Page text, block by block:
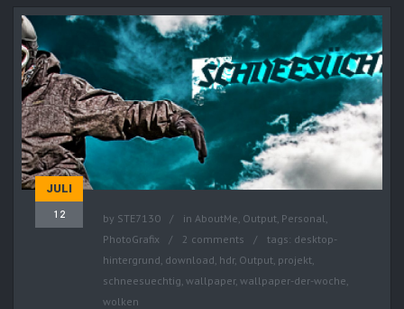
JULI
12 by STE7130 in AboutMe Output Personal
PhotoGrafix
2 comments tags: desktop-
hintergrund download hdr, Output projekt
schneesuechtig wallpaper, wallpaper-der-woche
wolken